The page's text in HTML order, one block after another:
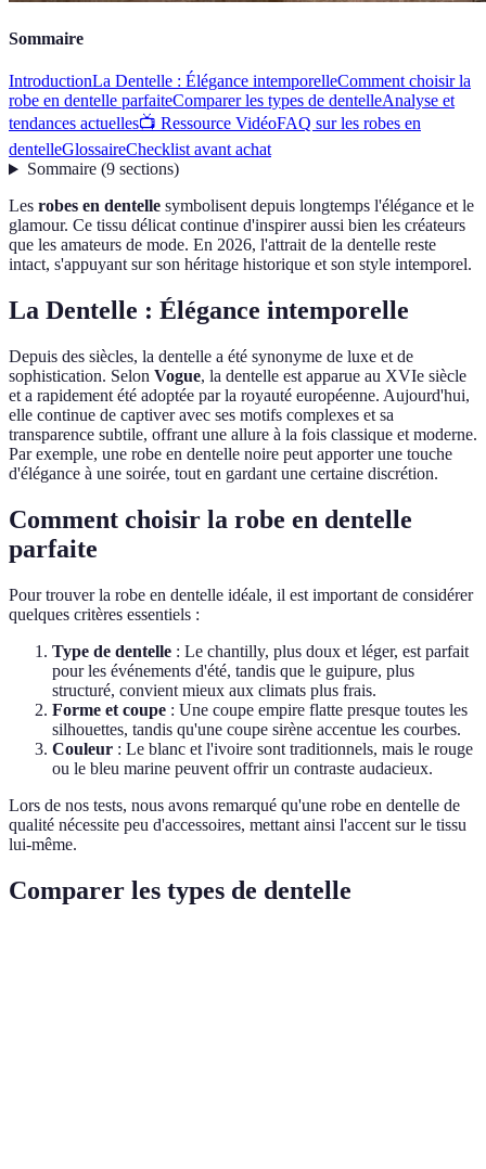
Sommaire
IntroductionLa Dentelle : Élégance intemporelleComment choisir la
robe en dentelle parfaiteComparer les types de dentelleAnalyse et
tendances actuelles📺 Ressource VidéoFAQ sur les robes en
dentelleGlossaireChecklist avant achat
Sommaire(9 sections)
Les robes en dentelle symbolisent depuis longtemps l'élégance et le
glamour. Ce tissu délicat continue d'inspirer aussi bien les créateurs
que les amateurs de mode. En 2026, l'attrait de la dentelle reste
intact, s'appuyant sur son héritage historique et son style intemporel.
La Dentelle : Élégance intemporelle
Depuis des siècles, la dentelle a été synonyme de luxe et de
sophistication. Selon Vogue, la dentelle est apparue au XVIe siècle
et a rapidement été adoptée par la royauté européenne. Aujourd'hui,
elle continue de captiver avec ses motifs complexes et sa
transparence subtile, offrant une allure à la fois classique et moderne.
Par exemple, une robe en dentelle noire peut apporter une touche
d'élégance à une soirée, tout en gardant une certaine discrétion.
Comment choisir la robe en dentelle
parfaite
Pour trouver la robe en dentelle idéale, il est important de considérer
quelques critères essentiels :
Type de dentelle : Le chantilly, plus doux et léger, est parfait
pour les événements d'été, tandis que le guipure, plus
structuré, convient mieux aux climats plus frais.
Forme et coupe : Une coupe empire flatte presque toutes les
silhouettes, tandis qu'une coupe sirène accentue les courbes.
Couleur : Le blanc et l'ivoire sont traditionnels, mais le rouge
ou le bleu marine peuvent offrir un contraste audacieux.
Lors de nos tests, nous avons remarqué qu'une robe en dentelle de
qualité nécessite peu d'accessoires, mettant ainsi l'accent sur le tissu
lui-même.
Comparer les types de dentelle